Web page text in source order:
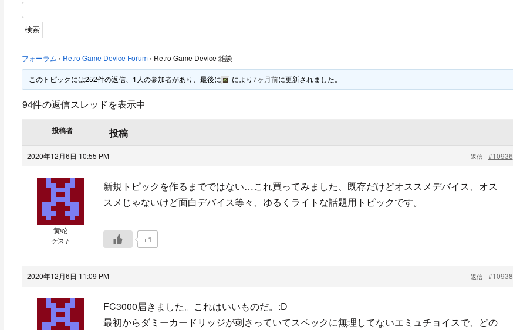
フォーラム › Retro Game Device Forum › Retro Game Device 雑談
このトピックには252件の返信、1人の参加者があり、最後に により7ヶ月前に更新されました。
94件の返信スレッドを表示中
投稿者 投稿
2020年12月6日 10:55 PM #10936
返信
黄蛇
ゲスト
新規トピックを作るまでではない…これ買ってみました、既存だけどオススメデバイス、オス
スメじゃないけど面白デバイス等々、ゆるくライトな話題用トピックです。
+1
2020年12月6日 11:09 PM #10938
返信
FC3000届きました。これはいいものだ。:D
最初からダミーカードリッジが刺さっていてスペックに無理してないエミュチョイスで、どの